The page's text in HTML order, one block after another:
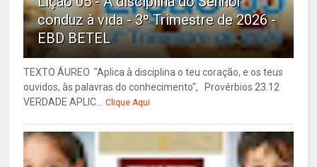
conduz à vida - 3º Trimestre de 2026 -
EBD BETEL
TEXTO ÁUREO "Aplica à disciplina o teu coração, e os teus
ouvidos, às palavras do conhecimento", Provérbios 23.12
VERDADE APLIC... Clique Aqui